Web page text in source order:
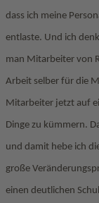
dass ich meine
entlaste. Und ich
man Mitarbeiter von
Arbeit selber für die
Mitarbeiter jetzt auf
Dinge zu kümmern.
und damit hebe ich
große
einen deutlichen